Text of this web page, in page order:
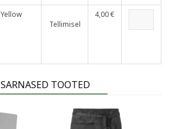
Yellow
Tellimisel
4,00 €
SARNASED TOOTED